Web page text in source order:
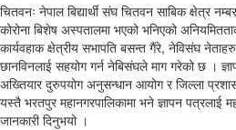
चितवनः नेपाल बिद्यार्थी संघ चितवन साबिक क्षेत्र
कोरोना बिशेष अस्पतालमा भएको भनिएको
कार्यवहाक क्षेत्रीय सभापति बसन्त गैंरे, नेविसंघ
छानविनलाई सहयोग गर्न नेबिसंघले माग गरेको छ ।
अख्तियार दुरुपयोग अनुसन्धान आयोग र जिल्ला
यस्तै भरतपुर महानगरपालिकामा भने ज्ञापन पत्रलाई
जानकारी दिनुभयो ।